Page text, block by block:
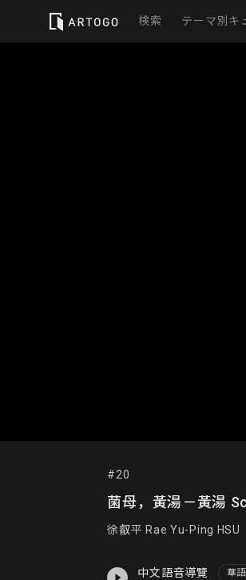
検索 テーマ別キ
#20
菌母，黃湯－黃湯
徐叡平 Rae Yu-Ping HSU
中文語音導覽 華語